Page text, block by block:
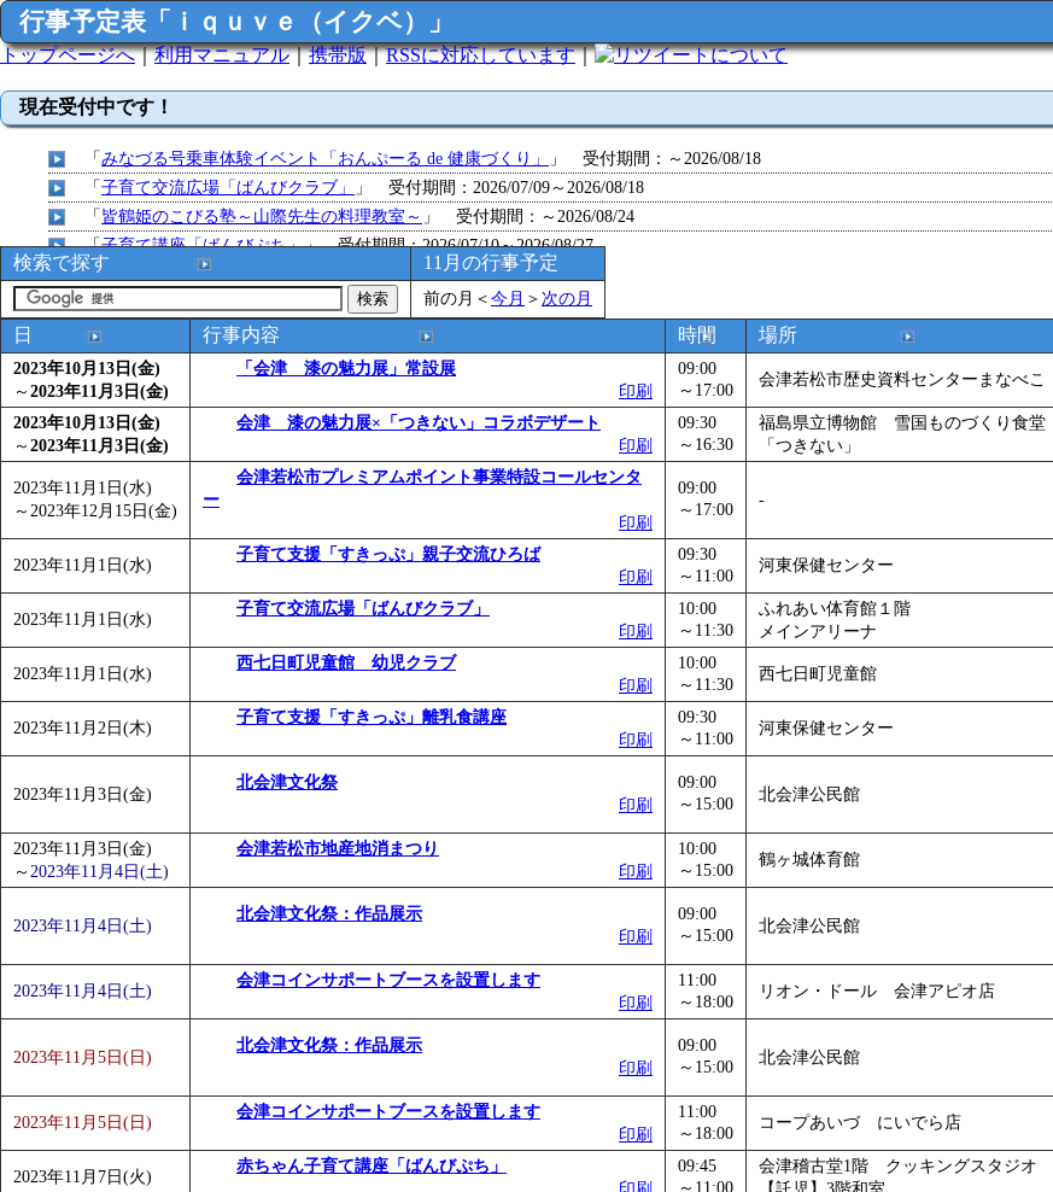
行事予定表「ｉｑｕｖｅ（イクベ）」
トップページへ｜利用マニュアル｜携帯版｜RSSに対応しています｜ について
現在受付中です！
「みなづる号乗車体験イベント「おんぷーる de 健康づくり」
」 受付期間：～2026/08/18
「子育て交流広場「ばんびクラブ」
」 受付期間：2026/07/09～2026/08/18
「皆鶴姫のこびる塾～山際先生の料理教室～ 」 受付期間：～2026/08/24
「子育て講座「ばんびぷち」」 受付期間：2026/07/10～2026/08/27
「 子育て交流広場「ばんびクラブ」
」 受付期間：2026/07/13～2026/08/28
「子育て交流広場「ばんびクラブ」
」 受付期間：2026/08/10～2026/09/01
「 赤ちゃん子育て講座「ばんびぷち」
」 受付期間：2026/08/10～2026/09/07
「赤ちゃん子育て講座「ばんびぷち」」 受付期間：2026/08/10～2026/09/11
「 まだまだ暑い！コミプの夏！！第11回 水中レクリエーション 障害物競争でお土産をゲットせよ！」 受付期間：～2026/09/13
「皆鶴姫のこびる塾～山際先生の料理教室～」 受付期間：～2026/09/14
「子育て交流広場「ばんびクラブ」
」 受付期間：2026/08/10～2026/09/15
「
赤ちゃん交流広場「ばんびぷち」 」 受付期間：2026/08/10～2026/09/28
「 みなづる号乗車体験イベント「おんぷーる de 健康づくり」
」 受付期間：～2026/09/29
「堂島地区歴史ウオークの参加者を募集します」 受付期間：～2026/09/30
「みなづる号乗車体験イベント「おんぷーる de 健康づくり」
」 受付期間：～2026/11/05
「皆鶴姫のこびる塾～山際先生の料理教室～」 受付期間：～2026/11/30
「みなづる号乗車体験イベント「おんぷーる de 健康づくり」 」 受付期間：～2026/12/03
検索で探す 11月の行事予定
前の月 ＜今月 ＞ 次の月
日 行事内容 時間 場所
2023年10月13日(金)
～2023年11月3日(金)
「会津 漆の魅力展」常設展
印刷
09:00
～17:00
会津若松市歴史資料センターまなべこ
2023年10月13日(金)
～2023年11月3日(金)
会津 漆の魅力展×「つきない」コラボデザート
印刷
09:30
～16:30
福島県立博物館 雪国ものづくり食堂
「つきない」
2023年11月1日(水)
～ 2023年12月15日(金)
会津若松市プレミアムポイント事業特設コールセンタ
ー
印刷
09:00
～17:00
-
2023年11月1日(水)
子育て支援「すきっぷ」親子交流ひろば
印刷
09:30
～11:00
河東保健センター
2023年11月1日(水)
子育て交流広場「ばんびクラブ」
印刷
10:00
～11:30
ふれあい体育館１階
メインアリーナ
2023年11月1日(水)
西七日町児童館 幼児クラブ
印刷
10:00
～11:30
西七日町児童館
2023年11月2日(木)
子育て支援「すきっぷ」離乳食講座
印刷
09:30
～11:00
河東保健センター
2023年11月3日(金)
北会津文化祭
印刷
09:00
～15:00
北会津公民館
2023年11月3日(金)
～ 2023年11月4日(土)
会津若松市地産地消まつり
印刷
10:00
～15:00
鶴ヶ城体育館
2023年11月4日(土)
北会津文化祭：作品展示
印刷
09:00
～15:00
北会津公民館
2023年11月4日(土)
会津コインサポートブースを設置します
印刷
11:00
～18:00
リオン・ドール 会津アピオ店
2023年11月5日(日)
北会津文化祭：作品展示
印刷
09:00
～15:00
北会津公民館
2023年11月5日(日)
会津コインサポートブースを設置します
印刷
11:00
～18:00
コープあいづ にいでら店
2023年11月7日(火)
赤ちゃん子育て講座「ばんびぷち」
09:45
～11:00
会津稽古堂1階 クッキングスタジオ